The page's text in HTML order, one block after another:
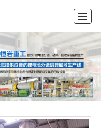
工程案例 新闻动态